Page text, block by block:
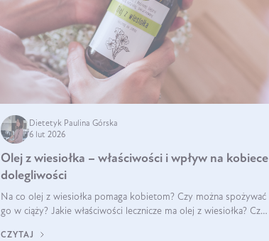
Dietetyk Paulina Górska
6 lut 2026
Olej z wiesiołka – właściwości i wpływ na kobiece
dolegliwości
Na co olej z wiesiołka pomaga kobietom? Czy można spożywać
go w ciąży? Jakie właściwości lecznicze ma olej z wiesiołka? Czy
CZYTAJ